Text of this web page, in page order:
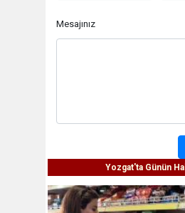
Mesajınız
Yozgat'ta Günün